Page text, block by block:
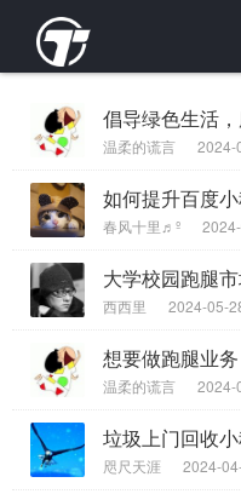
倡导绿色生活
温柔的谎言 2024-
春风十里♬º
西西里 2024-05-
想要做跑腿业
温柔的谎言 2024-
咫尺天涯 2024-